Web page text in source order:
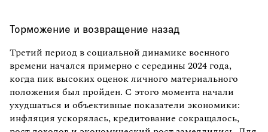
Торможение и возвращение назад
Третий период в социальной динамике военного
времени начался примерно с середины 2024 года,
когда пик высоких оценок личного материального
положения был пройден. С этого момента начали
ухудшаться и объективные показатели экономики:
инфляция ускорялась, кредитование сокращалось,